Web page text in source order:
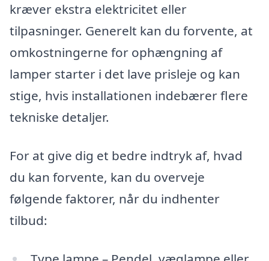
kræver ekstra elektricitet eller
tilpasninger. Generelt kan du forvente, at
omkostningerne for ophængning af
lamper starter i det lave prisleje og kan
stige, hvis installationen indebærer flere
tekniske detaljer.
For at give dig et bedre indtryk af, hvad
du kan forvente, kan du overveje
følgende faktorer, når du indhenter
tilbud: